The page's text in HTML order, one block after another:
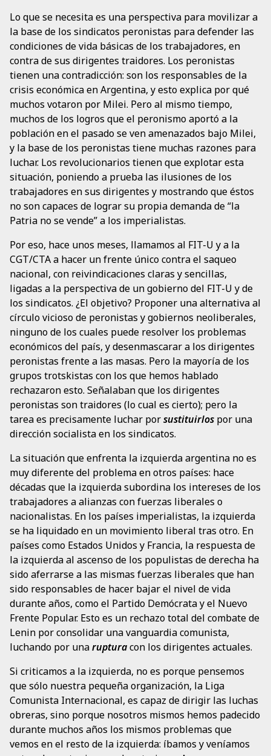
Lo que se necesita es una perspectiva para movilizar a
la base de los sindicatos peronistas para defender las
condiciones de vida básicas de los trabajadores, en
contra de sus dirigentes traidores. Los peronistas
tienen una contradicción: son los responsables de la
crisis económica en Argentina, y esto explica por qué
muchos votaron por Milei. Pero al mismo tiempo,
muchos de los logros que el peronismo aportó a la
población en el pasado se ven amenazados bajo Milei,
y la base de los peronistas tiene muchas razones para
luchar. Los revolucionarios tienen que explotar esta
situación, poniendo a prueba las ilusiones de los
trabajadores en sus dirigentes y mostrando que éstos
no son capaces de lograr su propia demanda de “la
Patria no se vende” a los imperialistas.
Por eso, hace unos meses, llamamos al FIT-U y a la
CGT/CTA a hacer un frente único contra el saqueo
nacional, con reivindicaciones claras y sencillas,
ligadas a la perspectiva de un gobierno del FIT-U y de
los sindicatos. ¿El objetivo? Proponer una alternativa al
círculo vicioso de peronistas y gobiernos neoliberales,
ninguno de los cuales puede resolver los problemas
económicos del país, y desenmascarar a los dirigentes
peronistas frente a las masas. Pero la mayoría de los
grupos trotskistas con los que hemos hablado
rechazaron esto. Señalaban que los dirigentes
peronistas son traidores (lo cual es cierto); pero la
tarea es precisamente luchar porsustituirlos por una
dirección socialista en los sindicatos.
La situación que enfrenta la izquierda argentina no es
muy diferente del problema en otros países: hace
décadas que la izquierda subordina los intereses de los
trabajadores a alianzas con fuerzas liberales o
nacionalistas. En los países imperialistas, la izquierda
se ha liquidado en un movimiento liberal tras otro. En
países como Estados Unidos y Francia, la respuesta de
la izquierda al ascenso de los populistas de derecha ha
sido aferrarse a las mismas fuerzas liberales que han
sido responsables de hacer bajar el nivel de vida
durante años, como el Partido Demócrata y el Nuevo
Frente Popular. Esto es un rechazo total del combate de
Lenin por consolidar una vanguardia comunista,
luchando por unarupturacon los dirigentes actuales.
Si criticamos a la izquierda, no es porque pensemos
que sólo nuestra pequeña organización, la Liga
Comunista Internacional, es capaz de dirigir las luchas
obreras, sino porque nosotros mismos hemos padecido
durante muchos años los mismos problemas que
vemos en el resto de la izquierda: íbamos y veníamos